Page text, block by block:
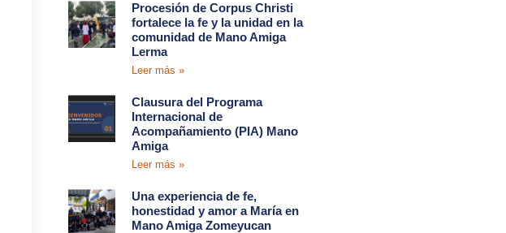
Procesión de Corpus Christi
fortalece la fe y la unidad en la
comunidad de Mano Amiga
Lerma
Leer más »
Clausura del Programa
Internacional de
Acompañamiento (PIA) Mano
Amiga
Leer más »
Una experiencia de fe,
honestidad y amor a María en
Mano Amiga Zomeyucan